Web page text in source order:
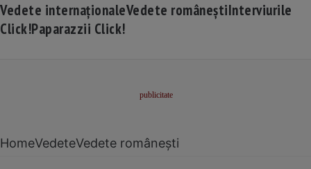
Vedete internaționaleVedete româneștiInterviurile
Click!Paparazzii Click!
HomeVedeteVedete românești